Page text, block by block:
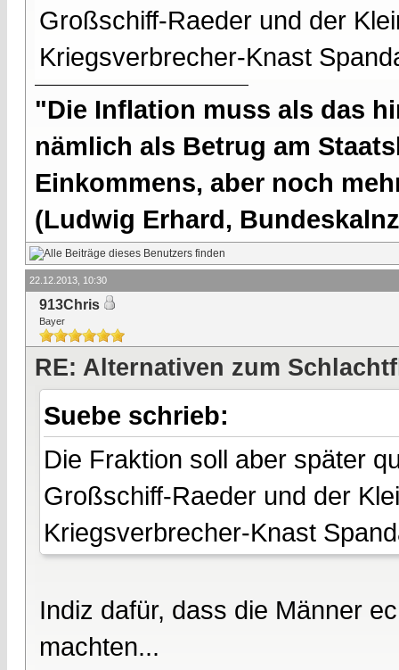
Großschiff-Raeder und der
Kriegsverbrecher-Knast
"Die Inflation muss als das
nämlich als Betrug am
Einkommens, aber noch
(Ludwig Erhard,
22.12.2013, 10:30
913Chris
Bayer
RE: Alternativen zum
Suebe schrieb:
Die Fraktion soll aber später
Großschiff-Raeder und der
Kriegsverbrecher-Knast
Indiz dafür, dass die Männer
machten...